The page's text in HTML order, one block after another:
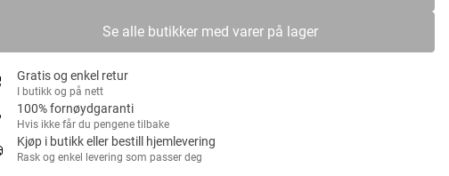
Se alle butikker med varer på lager
Gratis og enkel retur
I butikk og på nett
100% fornøydgaranti
Hvis ikke får du pengene tilbake
Kjøp i butikk eller bestill hjemlevering
Rask og enkel levering som passer deg